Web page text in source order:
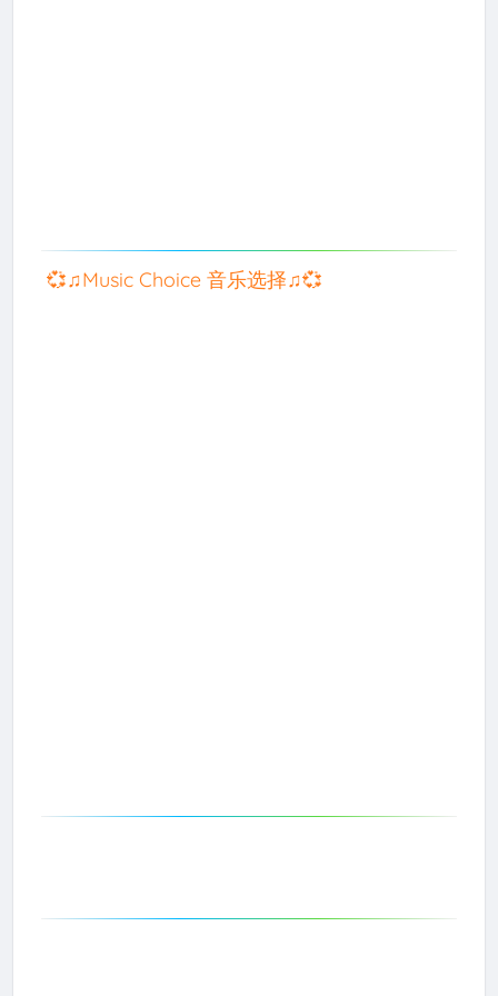
💞♫Music Choice 音乐选择♫💞